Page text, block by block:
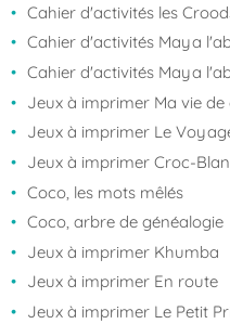
Cahier d'activités les
Cahier d'activités Maya
Cahier d'activités Maya
Jeux à imprimer Ma vie de
Jeux à imprimer Le
Jeux à imprimer Croc-
Coco, les mots mêlés
Coco, arbre de généalogie
Jeux à imprimer Khumba
Jeux à imprimer En route
Jeux à imprimer Le Petit